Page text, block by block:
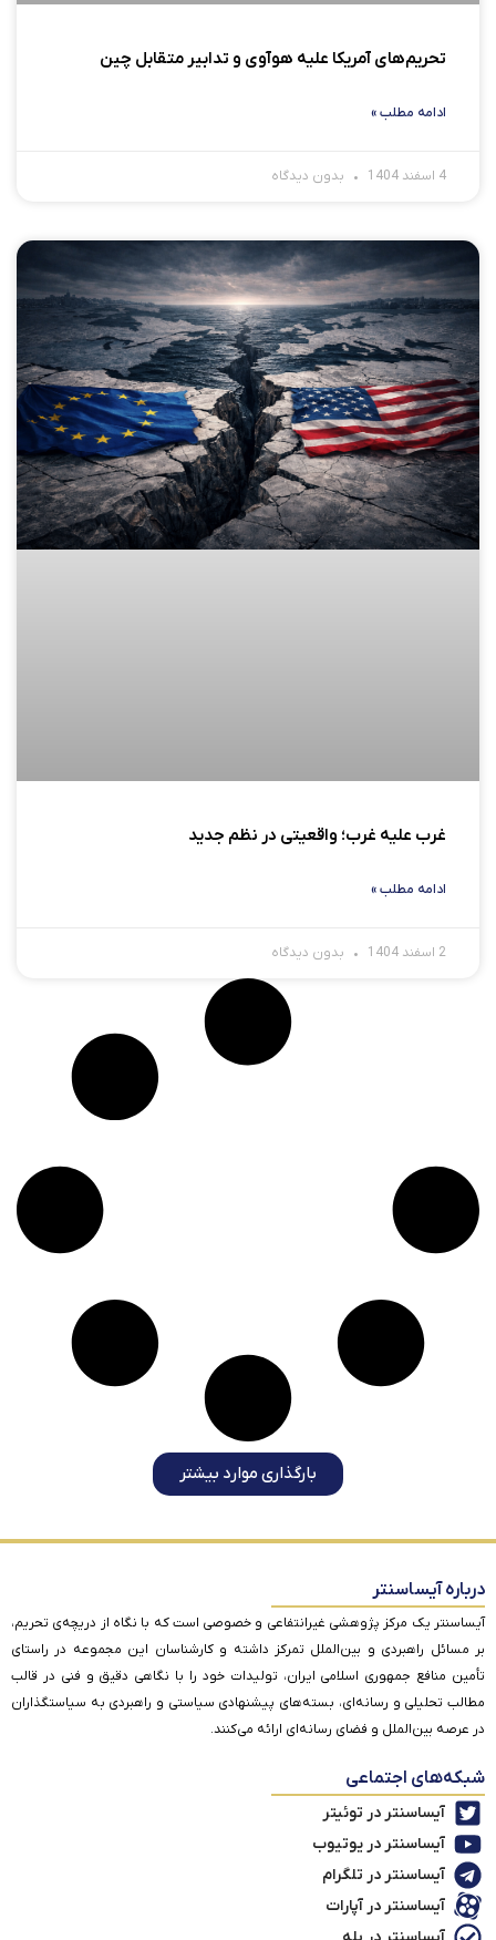
تحریم‌های آمریکا علیه هوآوی و تدابیر متقابل چین
ادامه مطلب »
4 اسفند 1404 بدون دیدگاه
غرب علیه غرب؛ واقعیتی در نظم جدید
ادامه مطلب »
2 اسفند 1404 بدون دیدگاه
بارگذاری موارد بیشتر
درباره آیساسنتر
آیساسنتر یک مرکز پژوهشی غیرانتفاعی و خصوصی است که با نگاه از دریچه‌ی تحریم،
بر مسائل راهبردی و بین‌الملل تمرکز داشته و کارشناسان این مجموعه در راستای
تأمین منافع جمهوری اسلامی ایران، تولیدات خود را با نگاهی دقیق و فنی در قالب
مطالب تحلیلی و رسانه‌ای، بسته‌های پیشنهادی سیاستی و راهبردی به سیاستگذاران
در عرصه بین‌الملل و فضای رسانه‌ای ارائه می‌کنند.
شبکه‌های اجتماعی
آیساسنتر در توئیتر
آیساسنتر در یوتیوب
آیساسنتر در تلگرام
آیساسنتر در آپارات